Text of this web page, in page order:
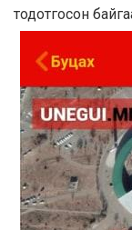
тодотгосон